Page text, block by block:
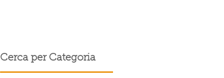
Cerca per Categoria